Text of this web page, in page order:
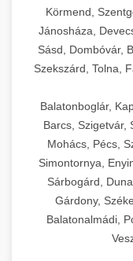
Körmend,
Jánosháza,
Sásd, Dombóvár,
Szekszárd, Tolna,
Balatonboglár,
Barcs, Szigetvár,
Mohács, Pécs,
Simontornya,
Sárbogárd,
Gárdony,
Balatonalmádi,